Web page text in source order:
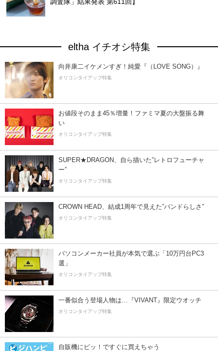
eltha イチオシ特集
向井康二イケメンすぎ！純愛『（LOVE SONG）』
オリコンタイアップ特集
お値段そのまま45％増量！ファミマ夏の大盤振る舞
い
オリコンタイアップ特集
SUPER★DRAGON、自ら描いた”レトロフューチャ
ー”
オリコンタイアップ特集
CROWN HEAD、結成1周年で見えた”バンドらしさ”
オリコンタイアップ特集
パソコンメーカー社員が本気で選ぶ「10万円台PC3
選」
オリコンタイアップ特集
一番似合う登場人物は…『VIVANT』限定ウオッチ
オリコンタイアップ特集
自販機にピッ！ですぐに買えちゃう